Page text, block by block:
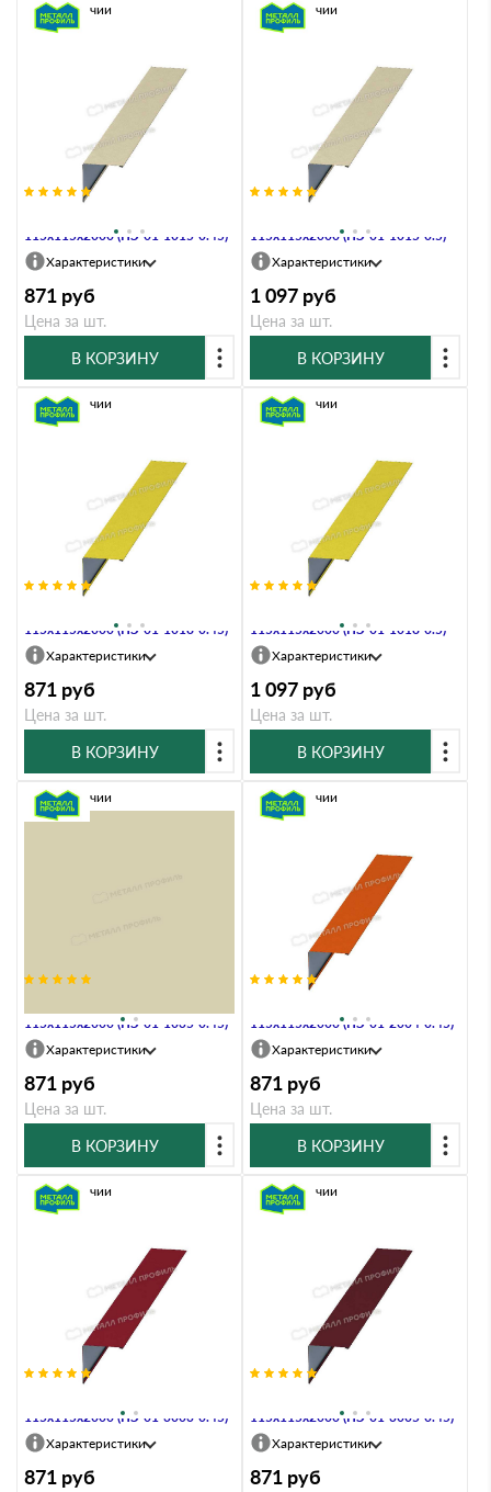
115х115х2000 (ПЭ-01-1015-0.45)
В наличии
Характеристики
871 руб
Цена за шт.
В КОРЗИНУ
115х115х2000 (ПЭ-01-1015-0.5)
В наличии
Характеристики
1 097 руб
Цена за шт.
В КОРЗИНУ
115х115х2000 (ПЭ-01-1018-0.45)
В наличии
Характеристики
871 руб
Цена за шт.
В КОРЗИНУ
115х115х2000 (ПЭ-01-1018-0.5)
В наличии
Характеристики
1 097 руб
Цена за шт.
В КОРЗИНУ
115х115х2000 (ПЭ-01-1035-0.45)
В наличии
Характеристики
871 руб
Цена за шт.
В КОРЗИНУ
115х115х2000 (ПЭ-01-2004-0.45)
В наличии
Характеристики
871 руб
Цена за шт.
В КОРЗИНУ
115х115х2000 (ПЭ-01-3003-0.45)
В наличии
Характеристики
871 руб
115х115х2000 (ПЭ-01-3005-0.45)
В наличии
Характеристики
871 руб